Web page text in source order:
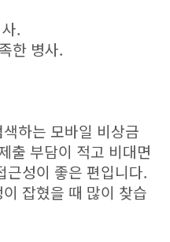
.
한 병사.
하는 모바일 비상금
출 부담이 적고 비대면
근성이 좋은 편입니다.
잡혔을 때 많이 찾습